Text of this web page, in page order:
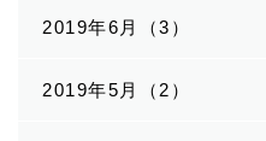
2019年6月（3）
2019年5月（2）